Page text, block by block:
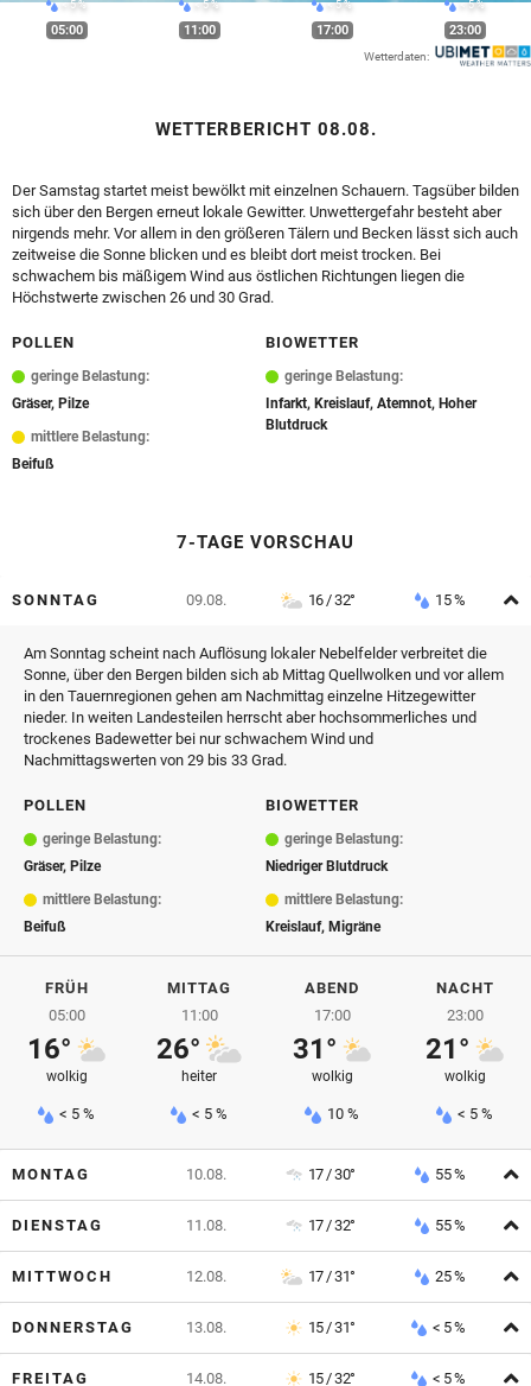
© Krone Multimedia GmbH & Co KG 2026
< 5 %
05:00
< 5 %
11:00
< 5 %
17:00
< 5 %
23:00
Wetterdaten:
WETTERBERICHT 08.08.
Der Samstag startet meist bewölkt mit einzelnen Schauern. Tagsüber bilden
sich über den Bergen erneut lokale Gewitter. Unwettergefahr besteht aber
nirgends mehr. Vor allem in den größeren Tälern und Becken lässt sich auch
zeitweise die Sonne blicken und es bleibt dort meist trocken. Bei
schwachem bis mäßigem Wind aus östlichen Richtungen liegen die
Höchstwerte zwischen 26 und 30 Grad.
POLLEN
geringe Belastung:
Gräser, Pilze
mittlere Belastung:
Beifuß
BIOWETTER
geringe Belastung:
Infarkt, Kreislauf, Atemnot, Hoher
Blutdruck
7-TAGE VORSCHAU
SONNTAG 09.08. 16 / 32° 15 %
Am Sonntag scheint nach Auflösung lokaler Nebelfelder verbreitet die
Sonne, über den Bergen bilden sich ab Mittag Quellwolken und vor allem
in den Tauernregionen gehen am Nachmittag einzelne Hitzegewitter
nieder. In weiten Landesteilen herrscht aber hochsommerliches und
trockenes Badewetter bei nur schwachem Wind und
Nachmittagswerten von 29 bis 33 Grad.
POLLEN
geringe Belastung:
Gräser, Pilze
mittlere Belastung:
Beifuß
BIOWETTER
geringe Belastung:
Niedriger Blutdruck
mittlere Belastung:
Kreislauf, Migräne
FRÜH
05:00
16°
wolkig
< 5 %
MITTAG
11:00
26°
heiter
< 5 %
ABEND
17:00
31°
wolkig
10 %
NACHT
23:00
21°
wolkig
< 5 %
MONTAG 10.08. 17 / 30° 55 %
DIENSTAG 11.08. 17 / 32° 55 %
MITTWOCH 12.08. 17 / 31° 25 %
DONNERSTAG 13.08. 15 / 31° < 5 %
FREITAG 14.08. 15 / 32° < 5 %